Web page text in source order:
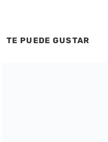
TE PUEDE GUSTAR